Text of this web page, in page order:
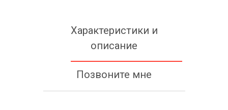
Характеристики и
описание
Позвоните мне